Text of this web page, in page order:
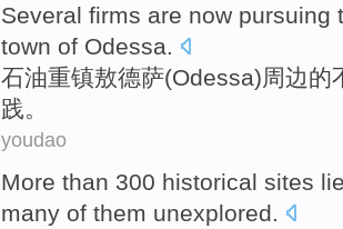
Several firms are now pursuing
town of Odessa.
石油重镇敖德萨(Odessa)周边的
践。
youdao
More than 300 historical sites
many of them unexplored.